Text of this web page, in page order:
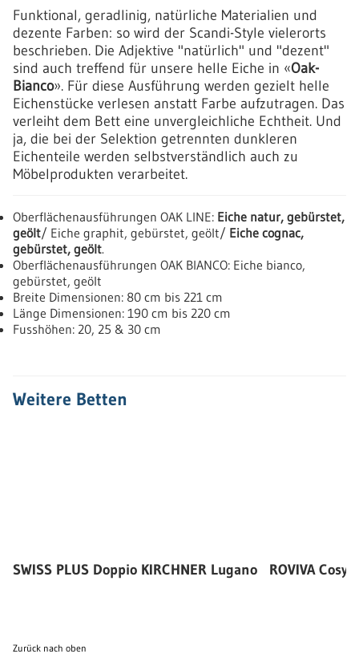
Funktional, geradlinig, natürliche Materialien und
dezente Farben: so wird der Scandi-Style vielerorts
beschrieben. Die Adjektive "natürlich" und "dezent"
sind auch treffend für unsere helle Eiche in «Oak-
Bianco». Für diese Ausführung werden gezielt helle
Eichenstücke verlesen anstatt Farbe aufzutragen. Das
verleiht dem Bett eine unvergleichliche Echtheit. Und
ja, die bei der Selektion getrennten dunkleren
Eichenteile werden selbstverständlich auch zu
Möbelprodukten verarbeitet.
Oberflächenausführungen OAK LINE: Eiche natur, gebürstet,
geölt/ Eiche graphit, gebürstet, geölt/ Eiche cognac,
gebürstet, geölt.
Oberflächenausführungen OAK BIANCO: Eiche bianco,
gebürstet, geölt
Breite Dimensionen: 80 cm bis 221 cm
Länge Dimensionen: 190 cm bis 220 cm
Fusshöhen: 20, 25 & 30 cm
Weitere Betten
SWISS PLUS Doppio KIRCHNER Lugano ROVIVA
Zurück nach oben